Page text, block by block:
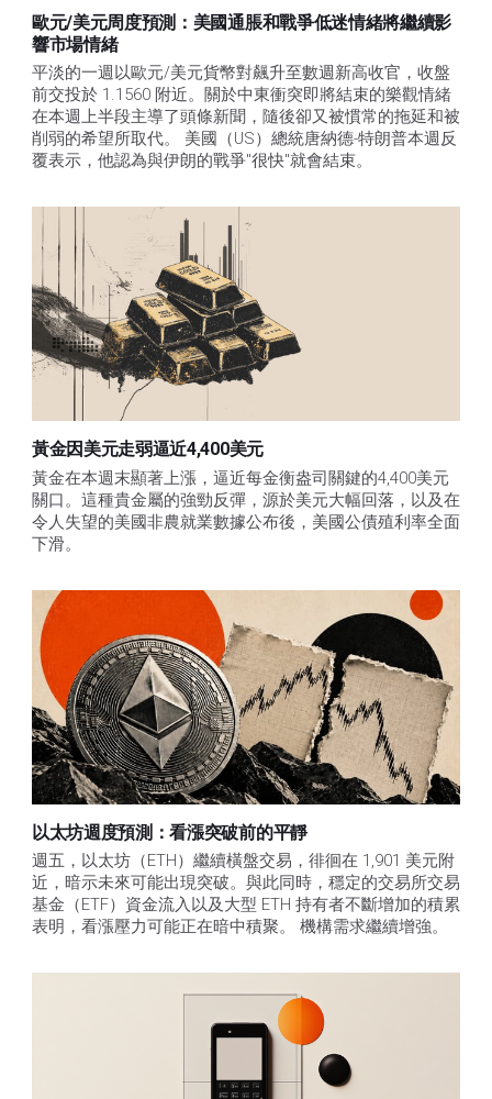
歐元/美元周度預測：美國通脹和戰爭低迷情緒將繼續影
響市場情緒
平淡的一週以歐元/美元貨幣對飆升至數週新高收官，收盤
前交投於 1.1560 附近。關於中東衝突即將結束的樂觀情緒
在本週上半段主導了頭條新聞，隨後卻又被慣常的拖延和被
削弱的希望所取代。 美國（US）總統唐納德-特朗普本週反
覆表示，他認為與伊朗的戰爭"很快"就會結束。
黃金因美元走弱逼近4,400美元
黃金在本週末顯著上漲，逼近每金衡盎司關鍵的4,400美元
關口。這種貴金屬的強勁反彈，源於美元大幅回落，以及在
令人失望的美國非農就業數據公布後，美國公債殖利率全面
下滑。
以太坊週度預測：看漲突破前的平靜
週五，以太坊（ETH）繼續橫盤交易，徘徊在 1,901 美元附
近，暗示未來可能出現突破。與此同時，穩定的交易所交易
基金（ETF）資金流入以及大型 ETH 持有者不斷增加的積累
表明，看漲壓力可能正在暗中積聚。 機構需求繼續增強。